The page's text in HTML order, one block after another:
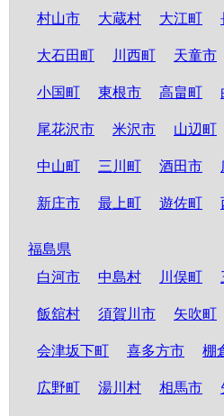
村山市 大蔵村 大江町
大石田町 川西町 天童市
小国町 東根市 高畠町
尾花沢市 米沢市 山辺町
中山町 三川町 酒田市
新庄市 最上町 遊佐町
福島県
白河市
中島村 川俣町
飯舘村 須賀川市 矢吹町
会津坂下町 喜多方市 棚
広野町 湯川村 相馬市